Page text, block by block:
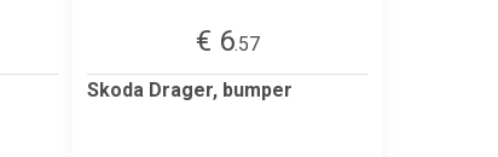
€ 6.57
Skoda Drager, bumper